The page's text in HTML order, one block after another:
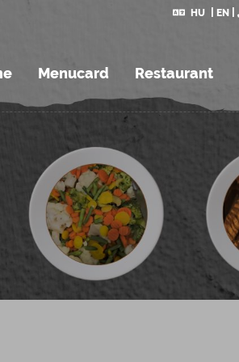
HU EN
Menucard Restaurant